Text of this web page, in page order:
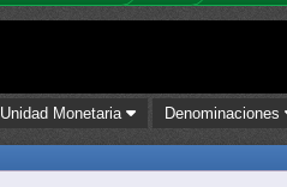
Unidad Monetaria Denominaciones